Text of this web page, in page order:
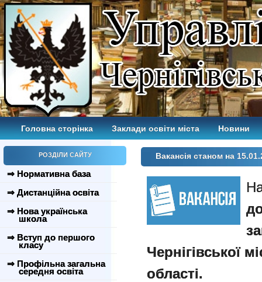
Головна сторінка Заклади освіти міста Новини
РОЗДІЛИ САЙТУ
⇒ Нормативна база
⇒ Дистанційна освіта
⇒ Нова українська
школа
⇒ Вступ до першого
класу
⇒ Профільна загальна
середня освіта
Вакансія станом на
Чернігівської
області.